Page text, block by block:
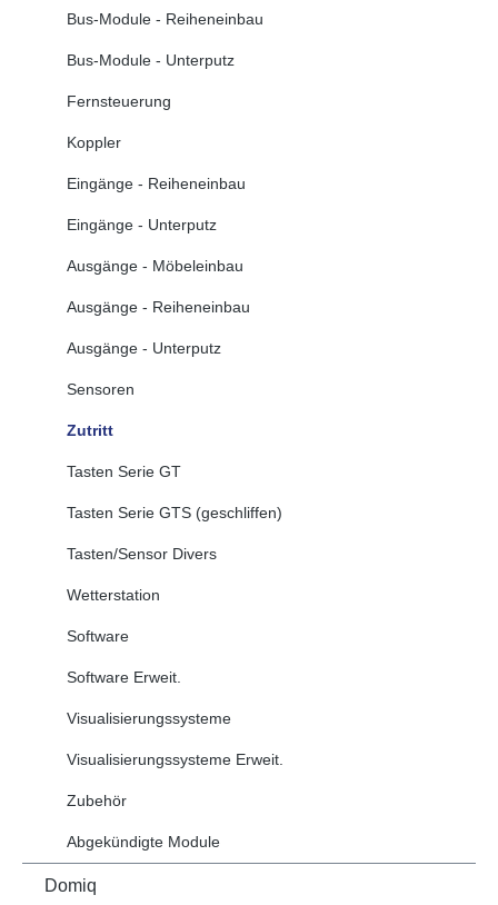
Bus-Module - Reiheneinbau
Bus-Module - Unterputz
Fernsteuerung
Koppler
Eingänge - Reiheneinbau
Eingänge - Unterputz
Ausgänge - Möbeleinbau
Ausgänge - Reiheneinbau
Ausgänge - Unterputz
Sensoren
Zutritt
Tasten Serie GT
Tasten Serie GTS (geschliffen)
Tasten/Sensor Divers
Wetterstation
Software
Software Erweit.
Visualisierungssysteme
Visualisierungssysteme Erweit.
Zubehör
Abgekündigte Module
Domiq